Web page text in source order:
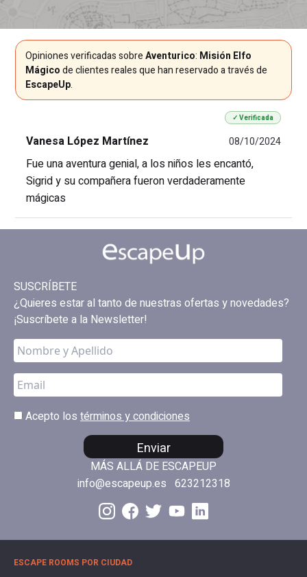
Opiniones verificadas sobreAventurico: Misión Elfo
Mágicode clientes reales que han reservado a través de
EscapeUp.
✓ Verificada
Vanesa López Martínez 08/10/2024
Fue una aventura genial, a los niños les encantó,
Sigrid y su compañera fueron verdaderamente
mágicas
SUSCRÍBETE
¿Quieres estar al tanto de nuestras ofertas y novedades?
¡Suscríbete a la Newsletter!
Acepto los términos y condiciones
Enviar
MÁS ALLÁ DE ESCAPEUP
info@escapeup.es 623212318
ESCAPE ROOMS POR CIUDAD